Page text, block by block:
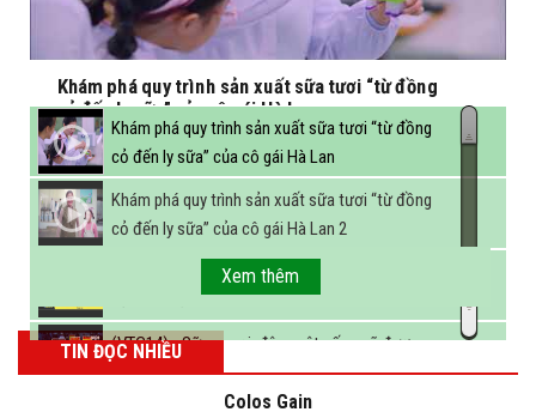
Khám phá quy trình sản xuất sữa tươi “từ đồng
cỏ đến ly sữa” của cô gái Hà Lan
Khám phá quy trình sản xuất sữa tươi “từ đồng
cỏ đến ly sữa” của cô gái Hà Lan
Khám phá quy trình sản xuất sữa tươi “từ đồng
cỏ đến ly sữa” của cô gái Hà Lan 2
FBNC - Ngành sữa hướng tới mục tiêu 3,4 tỷ lít
sữa vào năm 2025
(VTC14) - Sữa ngoại, động vật sống sẽ được
miễn thuế nhập khẩu
Xem thêm
TIN ĐỌC NHIỀU
Colos Gain